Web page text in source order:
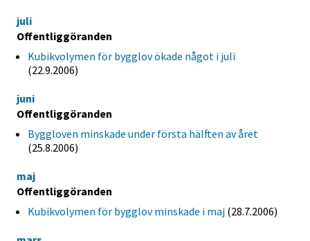
juli
Offentliggöranden
Kubikvolymen för bygglov ökade något i juli
(22.9.2006)
juni
Offentliggöranden
Byggloven minskade under första hälften av året
(25.8.2006)
maj
Offentliggöranden
Kubikvolymen för bygglov minskade i maj (28.7.2006)